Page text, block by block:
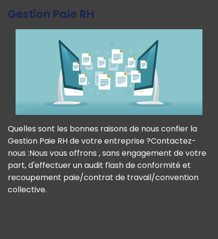
Gestion Paie RH
Quelles sont les bonnes raisons de nous confier la
Gestion Paie RH de votre entreprise ?Contactez-
nous :Nous vous offrons , sans engagement de votre
part, d'effectuer un audit flash de conformité et
recoupement paie/contrat de travail/convention
collective.